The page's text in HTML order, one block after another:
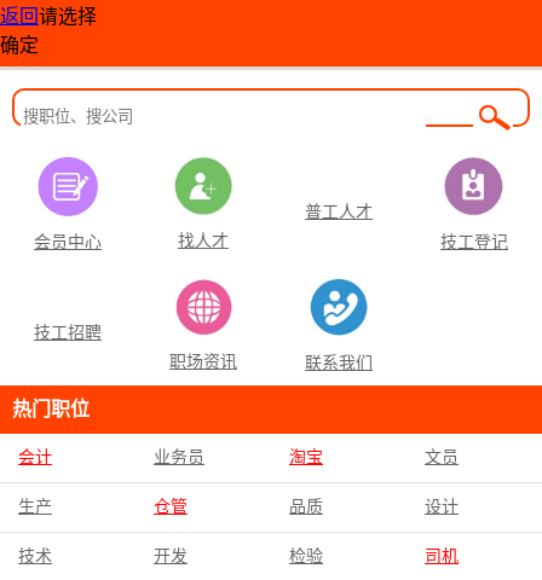
会员中心 找人才
普工人才
技工登记
技工招聘
职场资讯
联系我们
热门职位
会计 业务员 淘宝 文员
生产 仓管 品质 设计
技术 开发 检验 司机
返回请选择
确定